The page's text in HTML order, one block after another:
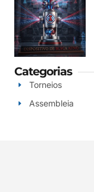
Categorias
Torneios
Assembleia